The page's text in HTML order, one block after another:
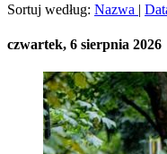
Sortuj według: Nazwa |
czwartek, 6 sierpnia 2026